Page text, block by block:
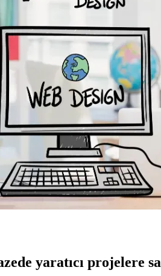
yaratıcı projelere